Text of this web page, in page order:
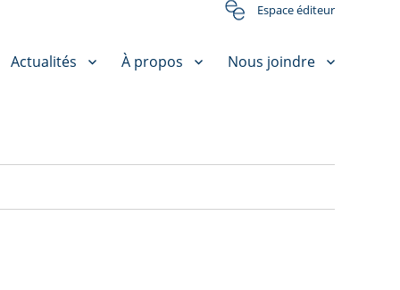
Espace éditeur
Actualités À propos Nous joindre